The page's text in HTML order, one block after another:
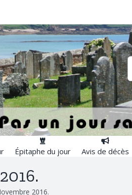
Épitaphe du jour Avis de décès
2016.